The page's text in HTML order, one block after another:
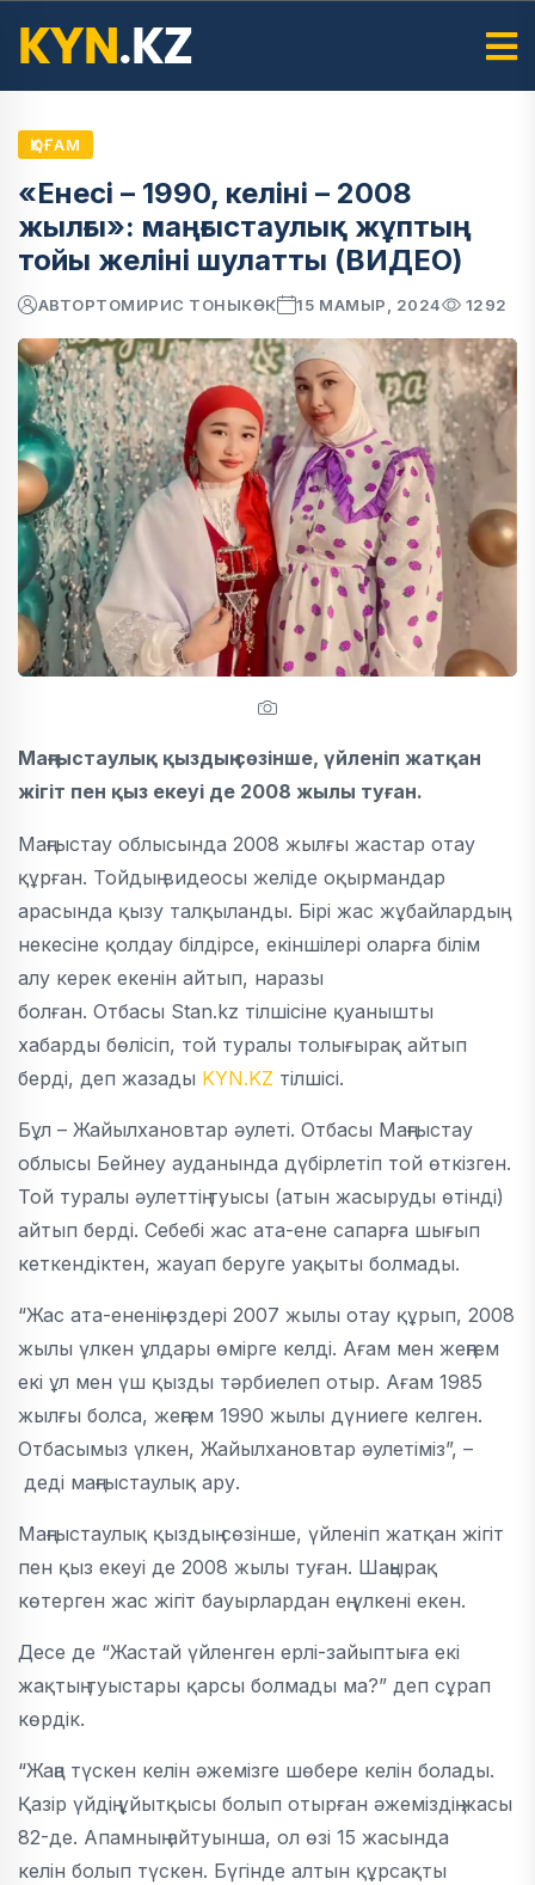
ҚОҒАМ
«Енесі – 1990, келіні – 2008
жылғы»: маңғыстаулық жұптың
тойы желіні шулатты (ВИДЕО)
АВТОРТОМИРИС ТОНЫКӨК 15 МАМЫР, 2024 1292
Маңғыстаулық қыздың сөзінше, үйленіп жатқан
жігіт пен қыз екеуі де 2008 жылы туған.
Маңғыстау облысында 2008 жылғы жастар отау
құрған. Тойдың видеосы желіде оқырмандар
арасында қызу талқыланды. Бірі жас жұбайлардың
некесіне қолдау білдірсе, екіншілері оларға білім
алу керек екенін айтып, наразы
болған. Отбасы Stan.kz тілшісіне қуанышты
хабарды бөлісіп, той туралы толығырақ айтып
берді, деп жазады KYN.KZ тілшісі.
Бұл – Жайылхановтар әулеті. Отбасы Маңғыстау
облысы Бейнеу ауданында дүбірлетіп той өткізген.
Той туралы әулеттің туысы (атын жасыруды өтінді)
айтып берді. Себебі жас ата-ене сапарға шығып
кеткендіктен, жауап беруге уақыты болмады.
“Жас ата-ененің өздері 2007 жылы отау құрып, 2008
жылы үлкен ұлдары өмірге келді. Ағам мен жеңгем
екі ұл мен үш қызды тәрбиелеп отыр. Ағам 1985
жылғы болса, жеңгем 1990 жылы дүниеге келген.
Отбасымыз үлкен, Жайылхановтар әулетіміз”, –
деді маңғыстаулық ару.
Маңғыстаулық қыздың сөзінше, үйленіп жатқан жігіт
пен қыз екеуі де 2008 жылы туған. Шаңырақ
көтерген жас жігіт бауырлардан ең үлкені екен.
Десе де “Жастай үйленген ерлі-зайыптыға екі
жақтың туыстары қарсы болмады ма?” деп сұрап
көрдік.
“Жаңа түскен келін әжемізге шөбере келін болады.
Қазір үйдің ұйытқысы болып отырған әжеміздің жасы
82-де. Апамның айтуынша, ол өзі 15 жасында
келін болып түскен. Бүгінде алтын құрсақты